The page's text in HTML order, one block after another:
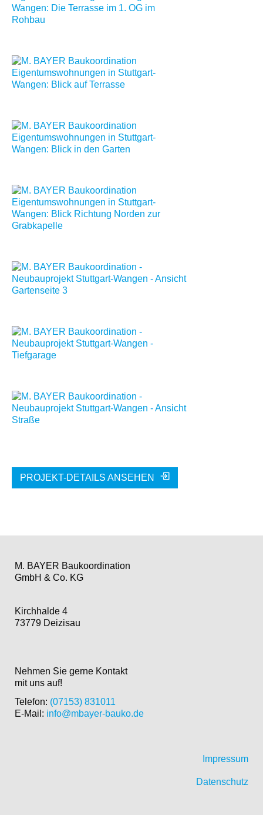
PROJEKT-DETAILS ANSEHEN
M. BAYER Baukoordination
GmbH & Co. KG
Kirchhalde 4
73779 Deizisau
Nehmen Sie gerne Kontakt
mit uns auf!
Telefon: (07153) 831011
E-Mail: info@mbayer-bauko.de
Impressum
Datenschutz